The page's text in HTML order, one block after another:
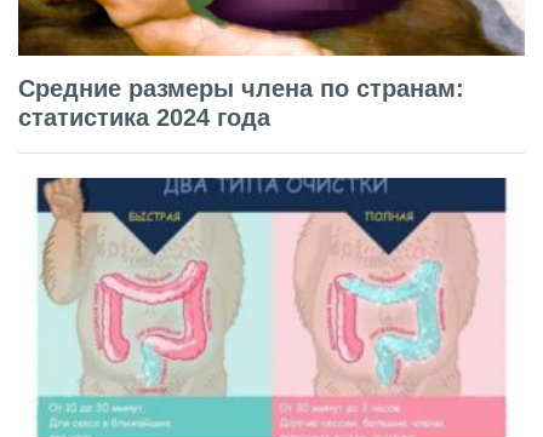
Средние размеры члена по странам:
статистика 2024 года